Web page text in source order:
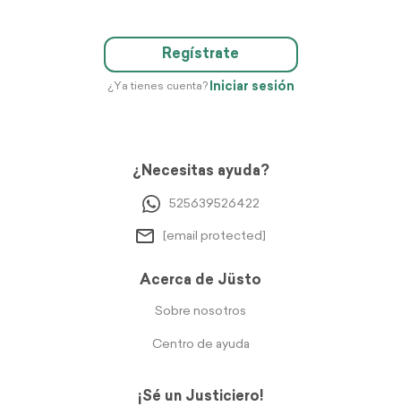
Regístrate
¿Ya tienes cuenta? Iniciar sesión
¿Necesitas ayuda?
525639526422
[email protected]
Acerca de Jüsto
Sobre nosotros
Centro de ayuda
¡Sé un Justiciero!